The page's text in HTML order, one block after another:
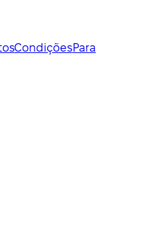
CondiçõesPara